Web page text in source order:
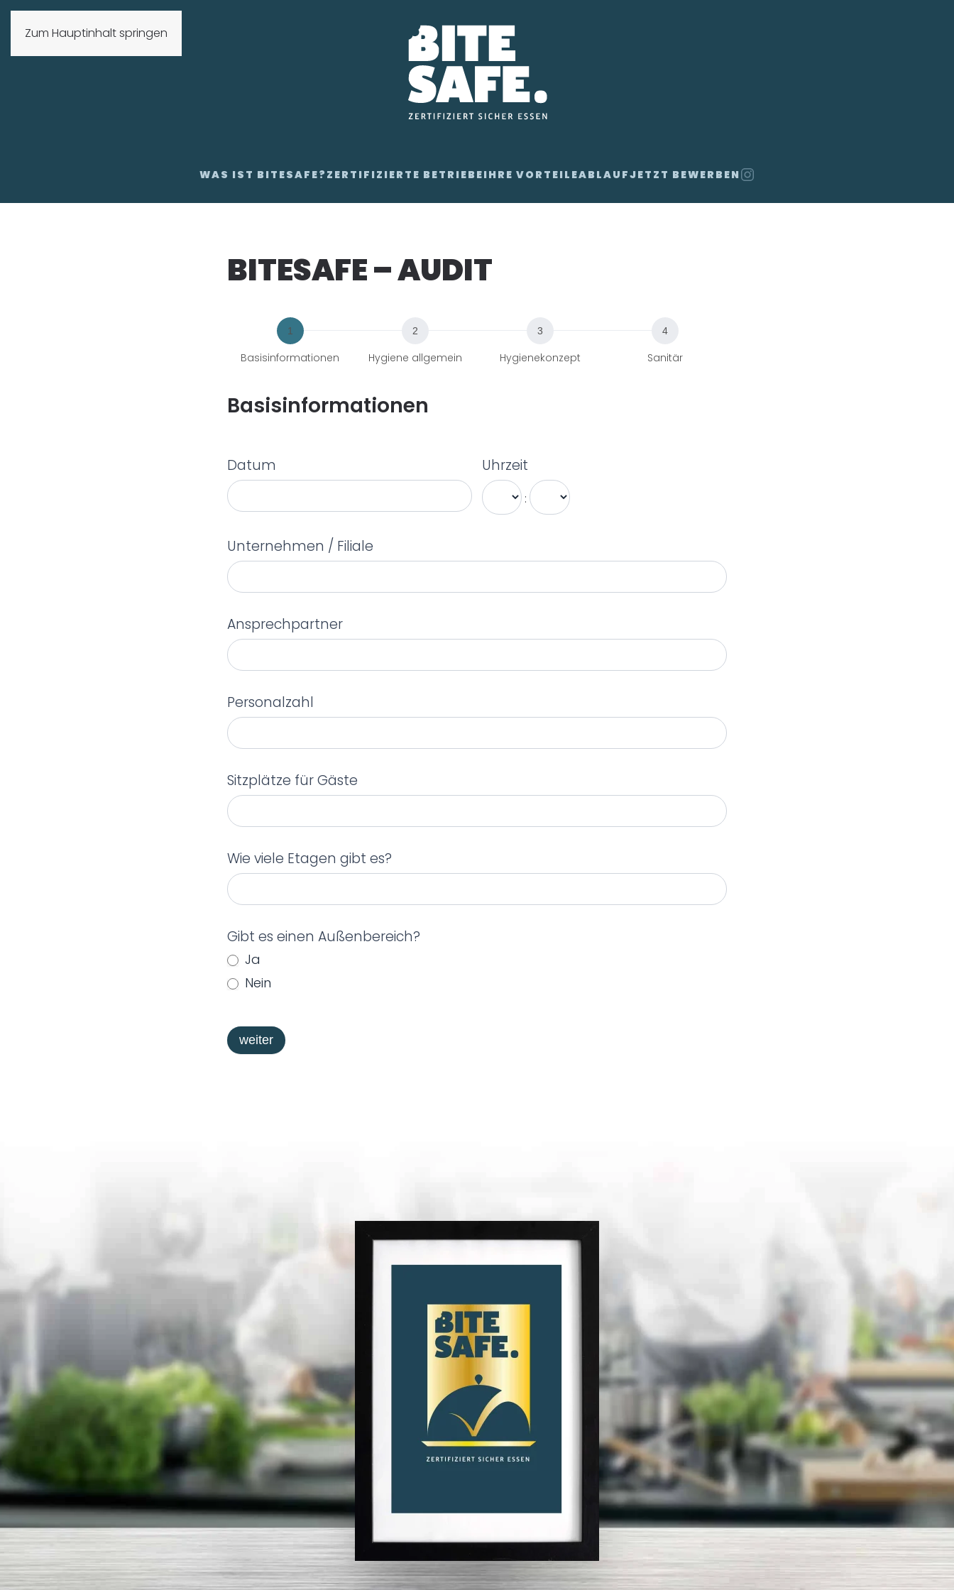
Zum Hauptinhalt springen
WAS IST BITESAFE? ZERTIFIZIERTE BETRIEBEIHRE VORTEILEABLAUFJETZT BEWERBEN
BITESAFE – AUDIT
Basisinformationen Hygiene allgemein Hygienekonzept Sanitär
Basisinformationen
Datum Uhrzeit
:
Unternehmen / Filiale
Ansprechpartner
Personalzahl
Sitzplätze für Gäste
Wie viele Etagen gibt es?
Gibt es einen Außenbereich?
Ja
Nein
weiter